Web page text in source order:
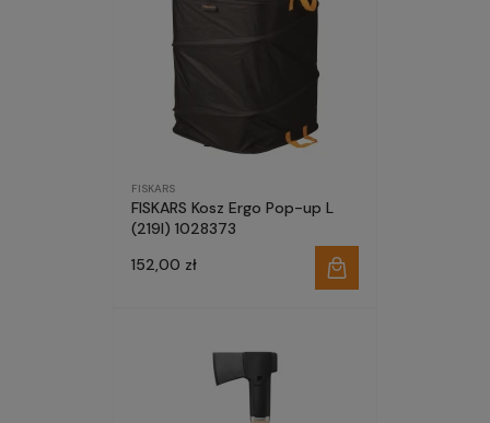
FISKARS
FISKARS Kosz Ergo Pop-up L
(219l) 1028373
152,00 zł